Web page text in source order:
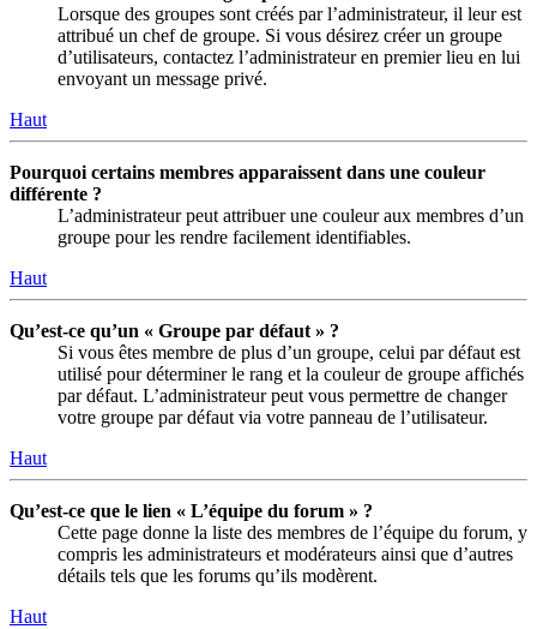
Lorsque des groupes sont créés par l’administrateur, il leur est
attribué un chef de groupe. Si vous désirez créer un groupe
d’utilisateurs, contactez l’administrateur en premier lieu en lui
envoyant un message privé.
Haut
Pourquoi certains membres apparaissent dans une couleur
différente ?
L’administrateur peut attribuer une couleur aux membres d’un
groupe pour les rendre facilement identifiables.
Haut
Qu’est-ce qu’un « Groupe par défaut » ?
Si vous êtes membre de plus d’un groupe, celui par défaut est
utilisé pour déterminer le rang et la couleur de groupe affichés
par défaut. L’administrateur peut vous permettre de changer
votre groupe par défaut via votre panneau de l’utilisateur.
Haut
Qu’est-ce que le lien « L’équipe du forum » ?
Cette page donne la liste des membres de l’équipe du forum, y
compris les administrateurs et modérateurs ainsi que d’autres
détails tels que les forums qu’ils modèrent.
Haut